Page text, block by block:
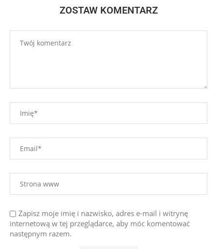
ZOSTAW KOMENTARZ
Zapisz moje imię i nazwisko, adres e-mail i witrynę
internetową w tej przeglądarce, aby móc komentować
następnym razem.